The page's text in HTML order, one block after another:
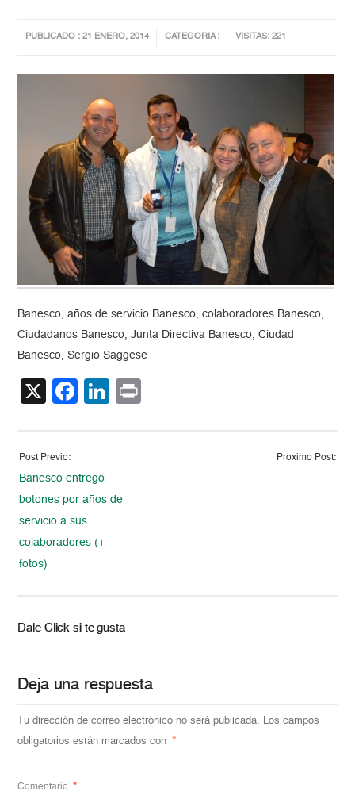
PUBLICADO : 21 ENERO, 2014 CATEGORIA : VISITAS: 221
Banesco, años de servicio Banesco, colaboradores Banesco,
Ciudadanos Banesco, Junta Directiva Banesco, Ciudad
Banesco, Sergio Saggese
X Facebook
LinkedIn
Post Previo:
Banesco entregó
botones por años de
servicio a sus
colaboradores (+
fotos)
Proximo Post:
Dale Click si te gusta
Deja una respuesta
Tu dirección de correo electrónico no será publicada. Los campos
obligatorios están marcados con
*
Comentario *